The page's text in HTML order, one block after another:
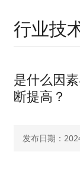
行业技
是什么因
断提高？
发布日期：